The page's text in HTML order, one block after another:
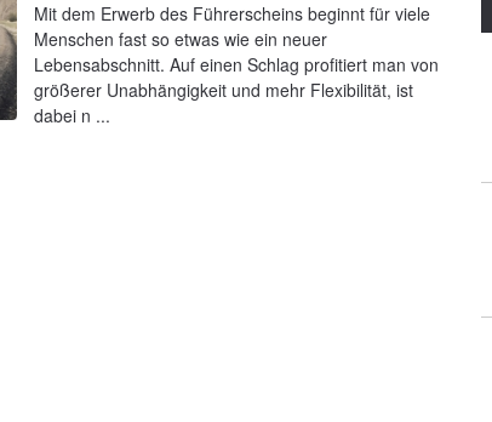
Mit dem Erwerb des Führerscheins beginnt für viele
Menschen fast so etwas wie ein neuer
Lebensabschnitt. Auf einen Schlag profitiert man von
größerer Unabhängigkeit und mehr Flexibilität, ist
dabei n ...